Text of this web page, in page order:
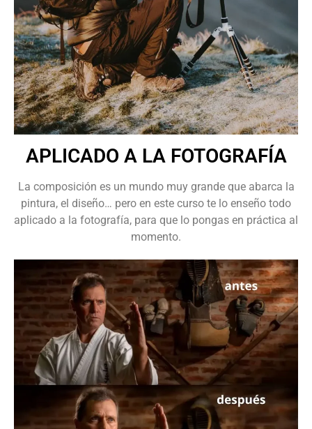
APLICADO A LA FOTOGRAFÍA
La composición es un mundo muy grande que abarca la
pintura, el diseño… pero en este curso te lo enseño todo
aplicado a la fotografía, para que lo pongas en práctica al
momento.